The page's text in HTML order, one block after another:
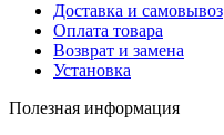
Доставка и самовывоз
Оплата товара
Возврат и замена
Установка
Полезная информация